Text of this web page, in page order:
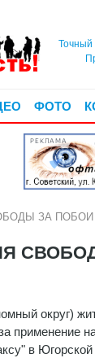
Точный
ФОТО
РЕКЛАМА
ЗА
округ)
применение
в